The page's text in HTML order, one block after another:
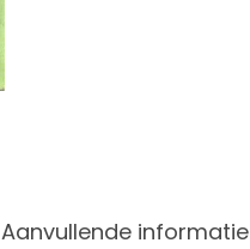
Aanvullende informatie